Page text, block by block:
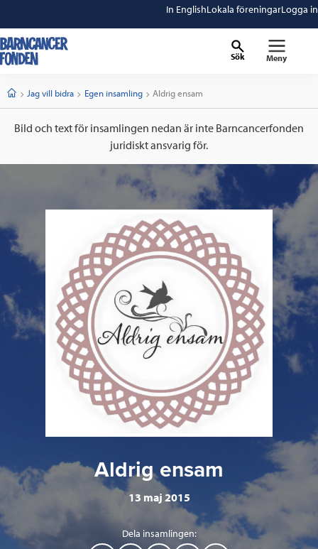
In EnglishLokala föreningarLogga in
Sök Meny
StartJag vill bidra Egen insamling Current:
Aldrig ensam
Bild och text för insamlingen nedan är inte Barncancerfonden
juridiskt ansvarig för.
Aldrig ensam
13 maj 2015
Dela insamlingen: